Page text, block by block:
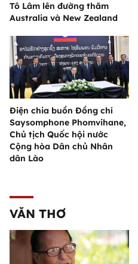
Tô Lâm lên đường thăm
Australia và New Zealand
Điện chia buồn Đồng chí
Saysomphone Phomvihane,
Chủ tịch Quốc hội nước
Cộng hòa Dân chủ Nhân
dân Lào
VĂN THƠ